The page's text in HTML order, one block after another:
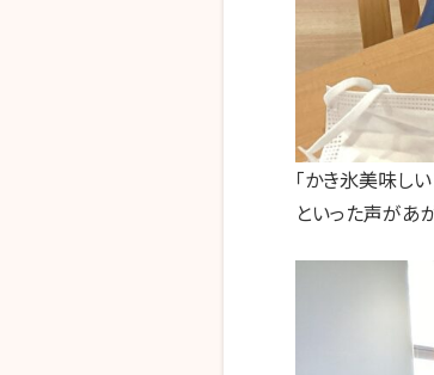
「かき氷美味しい
といった声があ